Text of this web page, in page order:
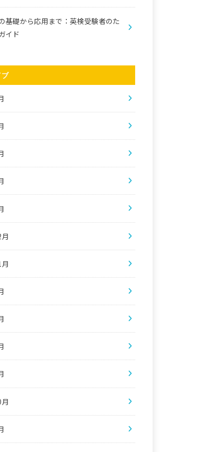
基礎から応用まで：英検受験者のた
イド
ブ